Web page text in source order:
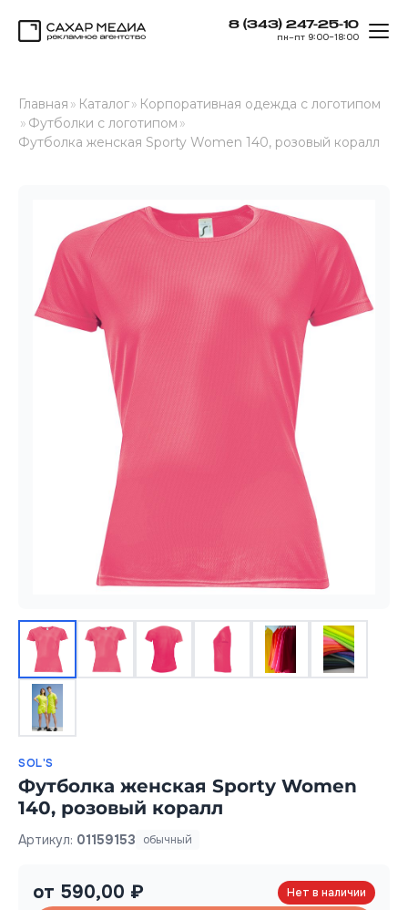
8 (343) 247-25-10
пн–пт 9:00–18:00
Главная » Каталог» Корпоративная одежда с логотипом
» Футболки с логотипом »
Футболка женская Sporty Women 140, розовый коралл
SOL'S
Футболка женская Sporty Women
140, розовый коралл
Артикул: 01159153 обычный
от 590,00 ₽ Нет в наличии